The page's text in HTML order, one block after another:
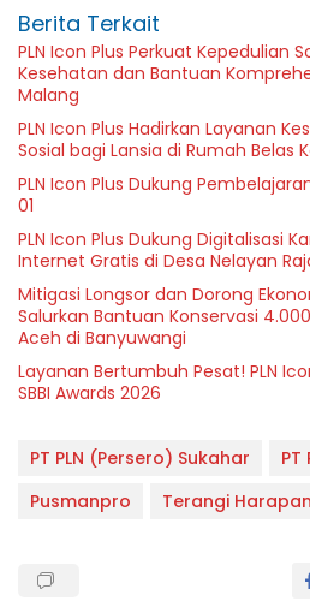
Berita Terkait
PLN Icon Plus Perkuat Kepedulian
Kesehatan dan Bantuan
Malang
PLN Icon Plus Hadirkan Layanan
Sosial bagi Lansia di Rumah Belas
PLN Icon Plus Dukung
01
PLN Icon Plus Dukung Digitalisasi
Internet Gratis di Desa Nelayan
Mitigasi Longsor dan Dorong
Salurkan Bantuan Konservasi
Aceh di Banyuwangi
Layanan Bertumbuh Pesat! PLN
SBBI Awards 2026
PT PLN (Persero) Sukahar
PT
Pusmanpro
Terangi